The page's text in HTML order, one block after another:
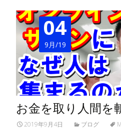
04
9月/19
お金を取り人間を
2019年9月4日 ブログ